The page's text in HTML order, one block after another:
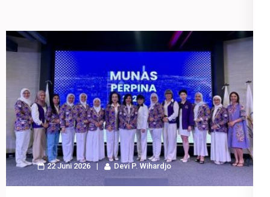
22 Juni 2026 Devi P. Wihardjo